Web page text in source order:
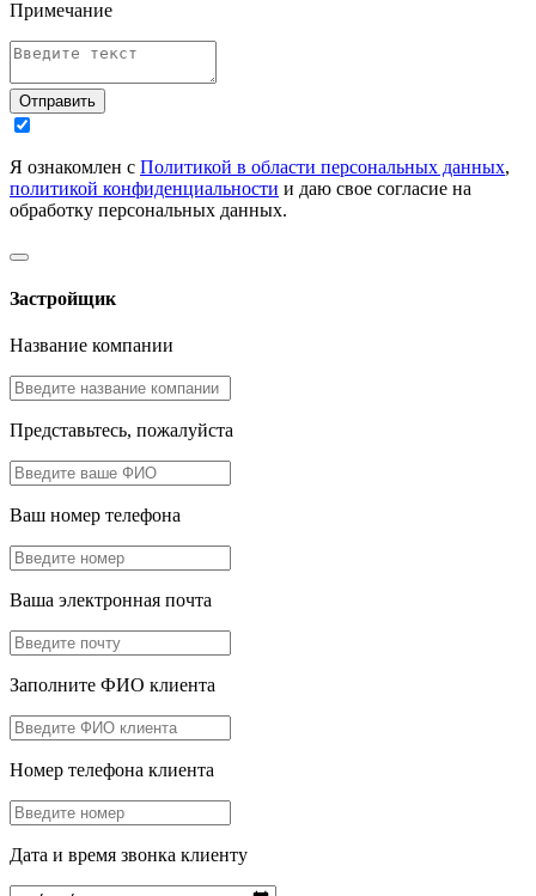
Примечание
Отправить
Я ознакомлен с Политикой в области персональных данных,
политикой конфиденциальности и даю свое согласие на
обработку персональных данных.
Застройщик
Название компании
Представьтесь, пожалуйста
Ваш номер телефона
Ваша электронная почта
Заполните ФИО клиента
Номер телефона клиента
Дата и время звонка клиенту